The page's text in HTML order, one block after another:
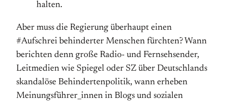
halten.
Aber muss die Regierung überhaupt einen
#Aufschrei behinderter Menschen fürchten? Wann
berichten denn große Radio- und Fernsehsender,
Leitmedien wie Spiegel oder SZ über Deutschlands
skandalöse Behindertenpolitik, wann erheben
Meinungsführer_innen in Blogs und sozialen